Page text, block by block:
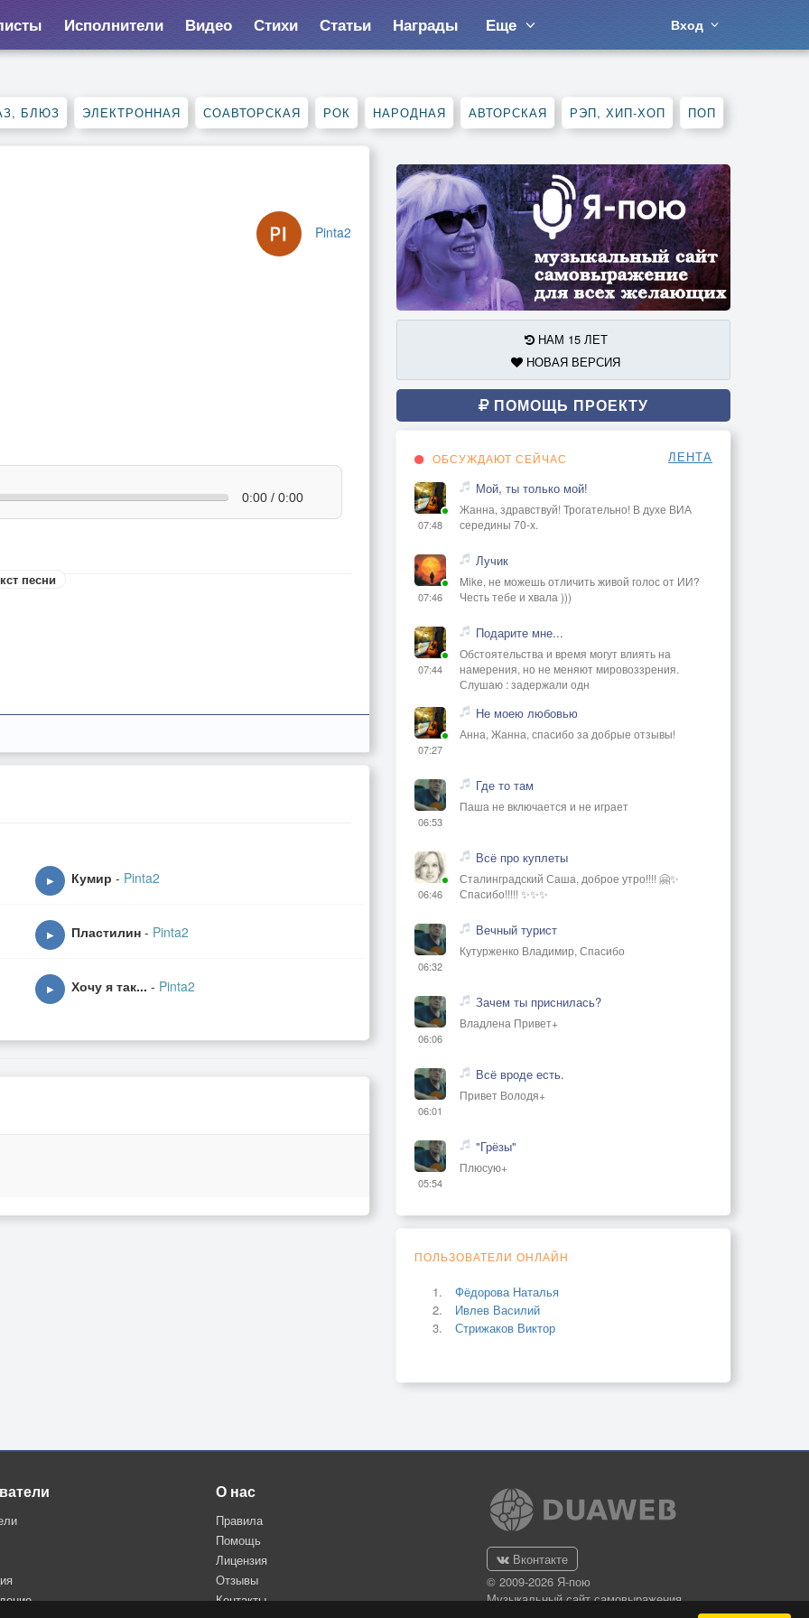
Исполнители Видео Стихи Статьи Награды Еще Вход
БЛЮЗ ЭЛЕКТРОННАЯ СОАВТОРСКАЯ РОК НАРОДНАЯ АВТОРСКАЯ РЭП, ХИП-ХОП ПОП
Pinta2
0:00 / 0:00
песни
▶ Кумир - Pinta2
▶ Пластилин - Pinta2
▶ Хочу я так... - Pinta2
НАМ 15 ЛЕТ
НОВАЯ ВЕРСИЯ
ПОМОЩЬ ПРОЕКТУ
ОБСУЖДАЮТ СЕЙЧАС ЛЕНТА
07:48
Мой, ты только мой!
Жанна, здравствуй! Трогательно! В духе ВИА
середины 70-х.
07:46
Лучик
Mike, не можешь отличить живой голос от ИИ?
Честь тебе и хвала )))
07:44
Подарите мне...
Обстоятельства и время могут влиять на
намерения, но не меняют мировоззрения.
Слушаю : задержали одн
07:27
Не моею любовью
Анна, Жанна, спасибо за добрые отзывы!
06:53
Где то там
Паша не включается и не играет
06:46
Всё про куплеты
Сталинградский Саша, доброе утро!!!! 🤗✨
Спасибо!!!!! ✨✨✨
06:32
Вечный турист
Кутурженко Владимир, Спасибо
06:06
Зачем ты приснилась?
Владлена Привет+
06:01
Всё вроде есть.
Привет Володя+
05:54
"Грёзы"
Плюсую+
ПОЛЬЗОВАТЕЛИ ОНЛАЙН
Фёдорова Наталья
Ивлев Василий
Стрижаков Виктор
О нас
Правила
Помощь
Лицензия
Отзывы
Контакты
Вконтакте
© 2009-2026 Я-пою
Музыкальный сайт самовыражения